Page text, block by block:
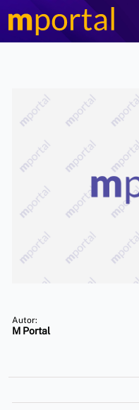
Autor:
M Portal